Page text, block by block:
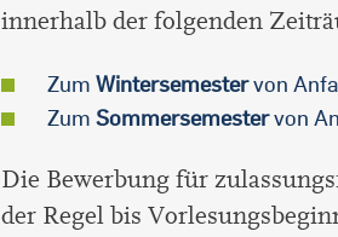
innerhalb der folgenden
Zum Wintersemestervon
Zum Sommersemestervon
Die Bewerbung für
der Regel bis